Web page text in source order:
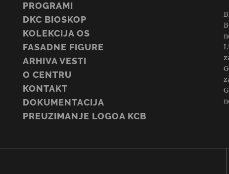
PROGRAMI
DKC BIOSKOP
KOLEKCIJA OS
FASADNE FIGURE
ARHIVA VESTI
O CENTRU
KONTAKT
DOKUMENTACIJA
PREUZIMANJE LOGOA KCB